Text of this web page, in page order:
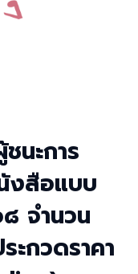
นะการ
งสือแบบ
จำนวน
ะกวดราคา